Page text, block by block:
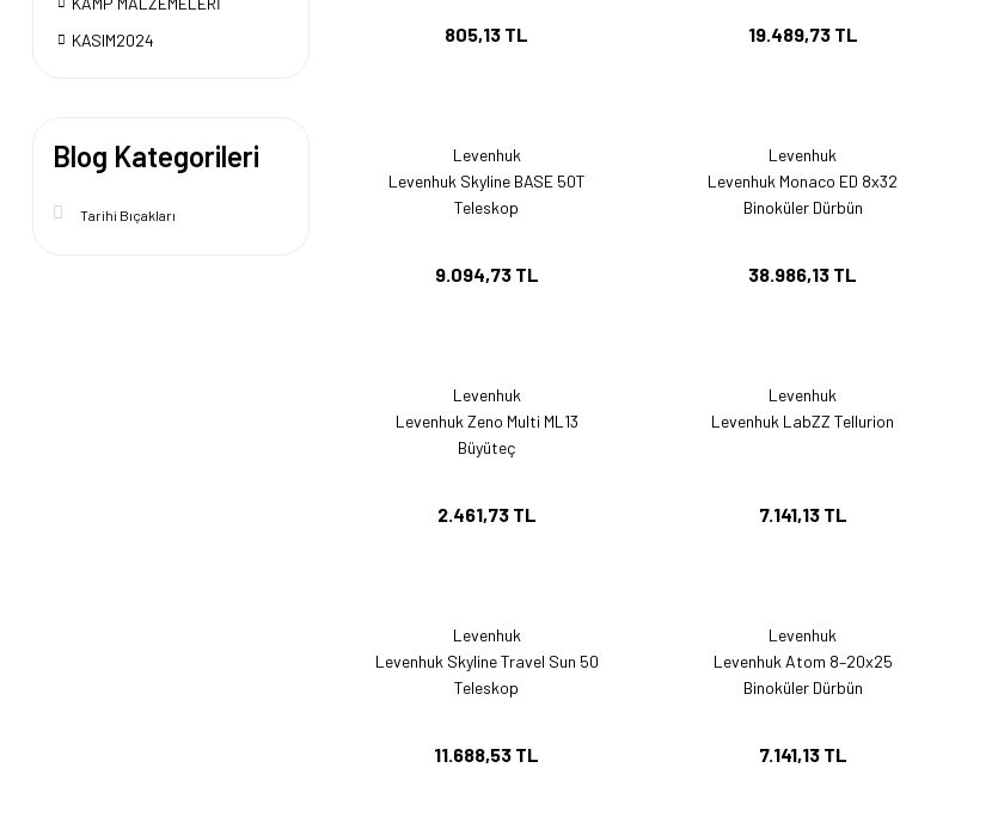
KASIM2024
Blog Kategorileri
Tarihi Bıçakları
805,13 TL 19.489,73 TL
Levenhuk
Levenhuk Skyline BASE 50T
Teleskop
9.094,73 TL
Levenhuk
Levenhuk Monaco ED 8x32
Binoküler Dürbün
38.986,13 TL
Levenhuk
Levenhuk Zeno Multi ML13
Büyüteç
2.461,73 TL
Levenhuk
Levenhuk LabZZ Tellurion
7.141,13 TL
Levenhuk
Levenhuk Skyline Travel Sun 50
Teleskop
11.688,53 TL
Levenhuk
Levenhuk Atom 8–20x25
Binoküler Dürbün
7.141,13 TL